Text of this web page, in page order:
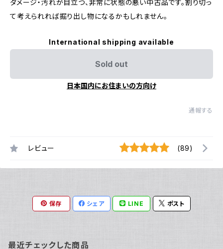
ダメージ・汚れが目立つ、非常に状態の悪い中古品です。割り切っ
て考えられれば掘り出し物になるかもしれません。
International shipping available
Sold out
日本国内にお住まいの方向け
通報する
レビュー (89)
保存 シェア LINE ポスト
最近チェックした商品